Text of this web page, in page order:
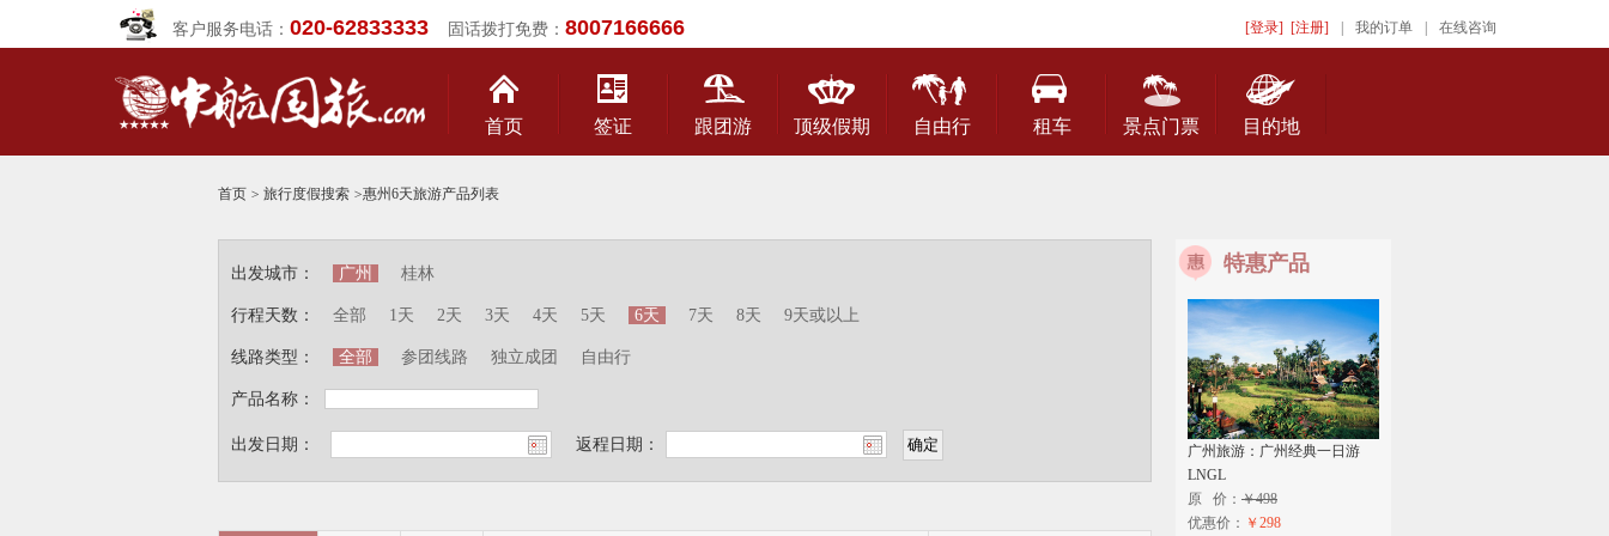
客户服务电话：020-62833333 固话拨打免费：8007166666 [登录] [注册] 我的订单 在线咨询
首页 签证 跟团游 顶级假期 自由行 租车 景点门票 目的地
首页 > 旅行度假搜索 >惠州6天旅游产品列表
出发城市：
行程天数：
线路类型：
产品名称：
广州 桂林
全部 1天 2天 3天 4天 5天 6天 7天 8天 9天或以上
全部 参团线路 独立成团 自由行
出发日期： 返程日期：
特惠产品
广州旅游：广州经典一日游
LNGL
原 价： ￥498
优惠价： ￥298